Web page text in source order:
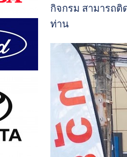
กิจกรม สามารถติ
ท่าน